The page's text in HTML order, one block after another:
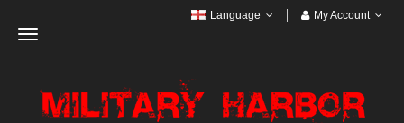
Toggle
Language My Account